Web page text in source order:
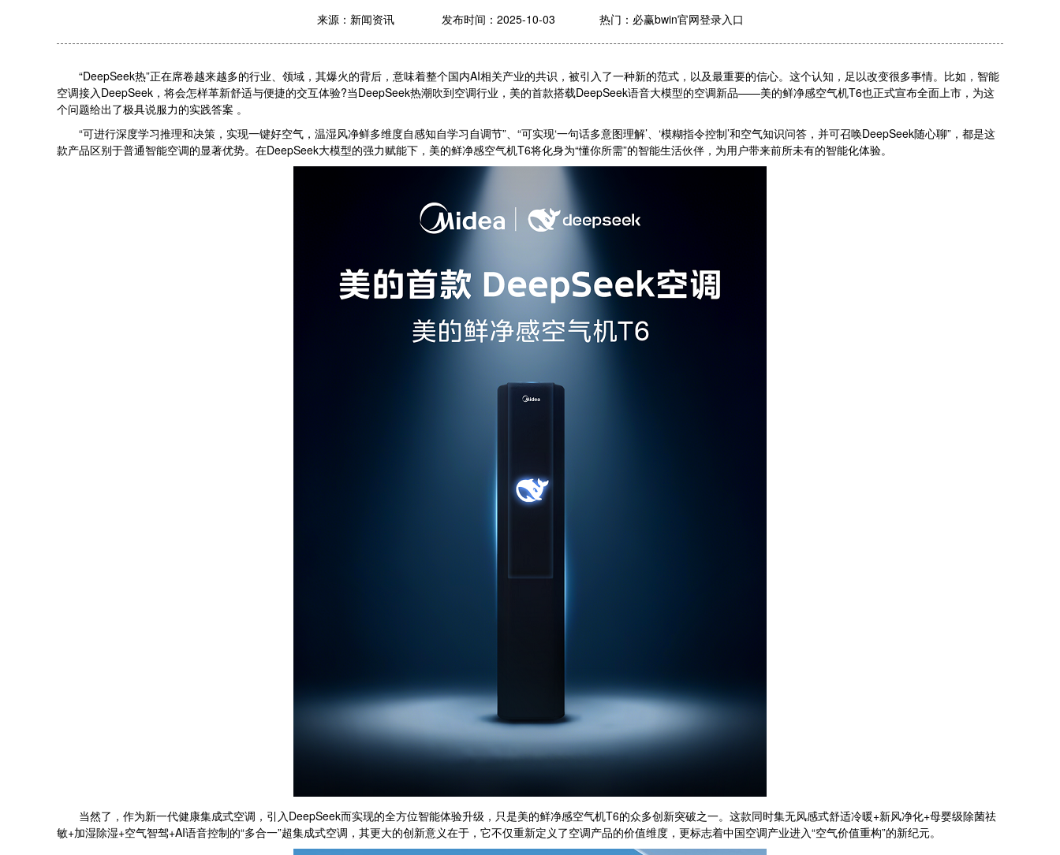
来源： 新闻资讯 发布时间：2025-10-03 热门： 必赢bwin官网登录入口
“DeepSeek热”正在席卷越来越多的行业、领域，其爆火的背后，意味着整个国内AI相关产业的共识，被引入了一种新的范式，以及最重要的信心。这个认知，足以改变很多事情。比如，智能
空调接入DeepSeek，将会怎样革新舒适与便捷的交互体验?当DeepSeek热潮吹到空调行业，美的首款搭载DeepSeek语音大模型的空调新品——美的鲜净感空气机T6也正式宣布全面上市，为这
个问题给出了极具说服力的实践答案 。
“可进行深度学习推理和决策，实现一键好空气，温湿风净鲜多维度自感知自学习自调节”、“可实现‘一句话多意图理解’、‘模糊指令控制’和空气知识问答，并可召唤DeepSeek随心聊”，都是这
款产品区别于普通智能空调的显著优势。在DeepSeek大模型的强力赋能下，美的鲜净感空气机T6将化身为“懂你所需”的智能生活伙伴，为用户带来前所未有的智能化体验。
当然了，作为新一代健康集成式空调，引入DeepSeek而实现的全方位智能体验升级，只是美的鲜净感空气机T6的众多创新突破之一。这款同时集无风感式舒适冷暖+新风净化+母婴级除菌祛
敏+加湿除湿+空气智驾+AI语音控制的“多合一”超集成式空调，其更大的创新意义在于，它不仅重新定义了空调产品的价值维度，更标志着中国空调产业进入“空气价值重构”的新纪元。